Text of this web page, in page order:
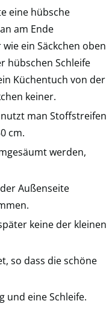
eine hübsche
am Ende
ein Säckchen oben
hübschen Schleife
Küchentuch von der
keiner.
man Stoffstreifen
cm.
werden,
Außenseite
keine der kleinen
so dass die schöne
und eine Schleife.